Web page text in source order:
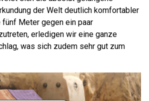
der Welt deutlich komfortabler
Meter gegen ein paar
erledigen wir eine ganze
was sich zudem sehr gut zum